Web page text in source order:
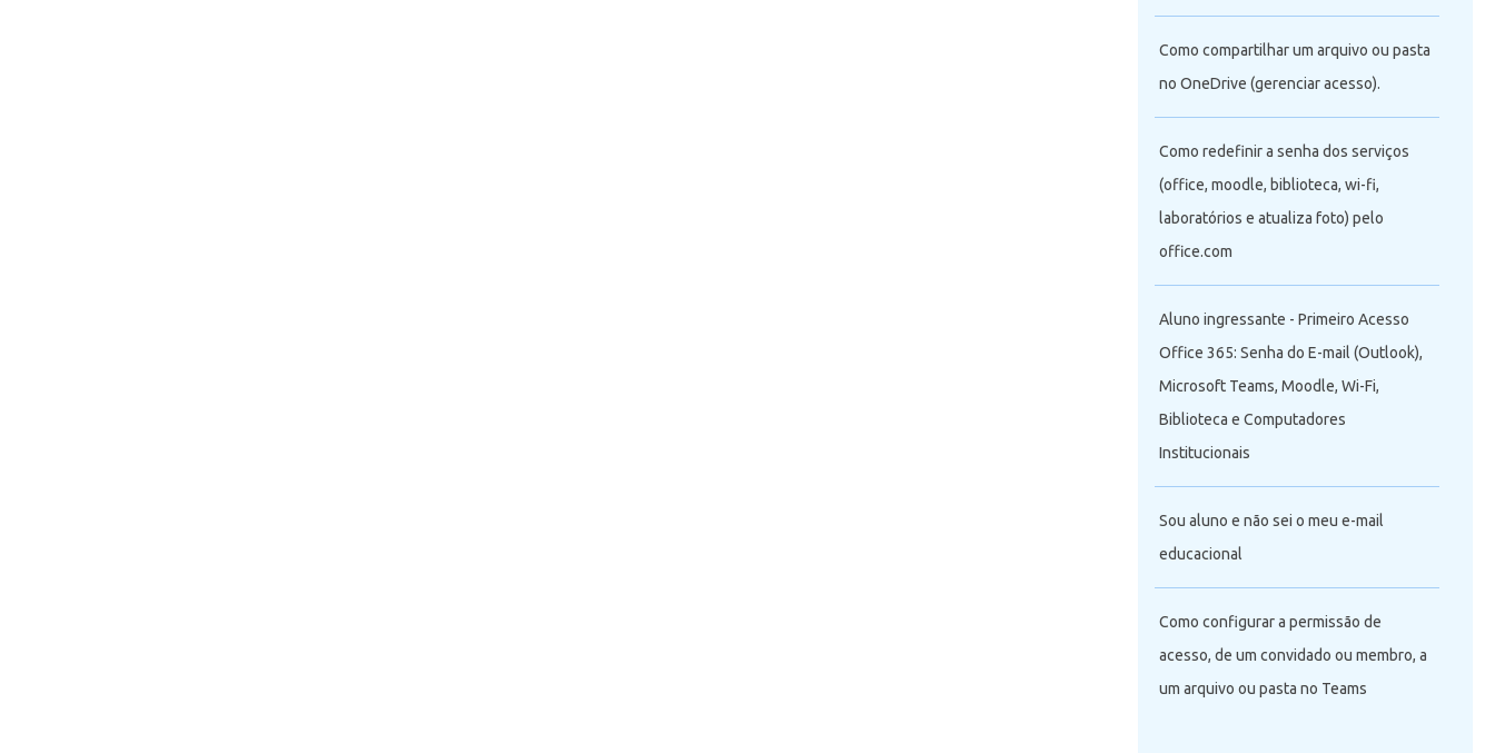
Como compartilhar um arquivo ou pasta
no OneDrive (gerenciar acesso).
Como redefinir a senha dos serviços
(office, moodle, biblioteca, wi-fi,
laboratórios e atualiza foto) pelo
office.com
Aluno ingressante - Primeiro Acesso
Office 365: Senha do E-mail (Outlook),
Microsoft Teams, Moodle, Wi-Fi,
Biblioteca e Computadores
Institucionais
Sou aluno e não sei o meu e-mail
educacional
Como configurar a permissão de
acesso, de um convidado ou membro, a
um arquivo ou pasta no Teams